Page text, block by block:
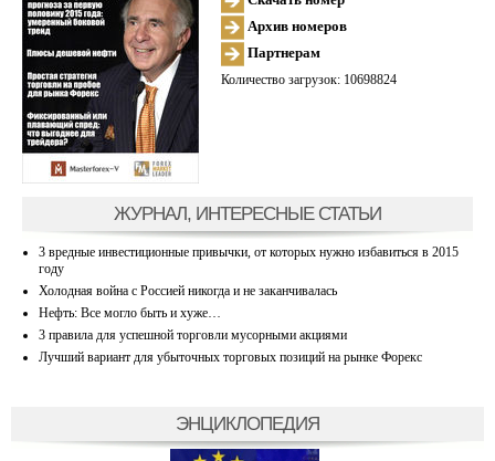
Архив номеров
Партнерам
Количество загрузок: 10698824
ЖУРНАЛ, ИНТЕРЕСНЫЕ СТАТЬИ
3 вредные инвестиционные привычки, от которых нужно избавиться в 2015
году
Холодная война с Россией никогда и не заканчивалась
Нефть: Все могло быть и хуже…
3 правила для успешной торговли мусорными акциями
Лучший вариант для убыточных торговых позиций на рынке Форекс
ЭНЦИКЛОПЕДИЯ